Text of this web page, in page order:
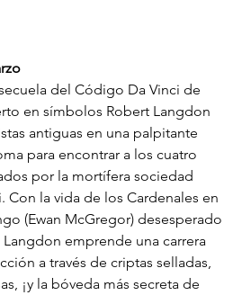
del Código Da Vinci de
en símbolos Robert Langdon
antiguas en una palpitante
para encontrar a los cuatro
por la mortífera sociedad
Con la vida de los Cardenales en
(Ewan McGregor) desesperado
emprende una carrera
a través de criptas selladas,
¡y la bóveda más secreta de